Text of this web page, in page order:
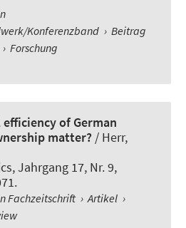
Konferenzband › Beitrag
› Forschung
of German
matter? / Herr,
, Jahrgang 17, Nr. 9,
Fachzeitschrift › Artikel ›